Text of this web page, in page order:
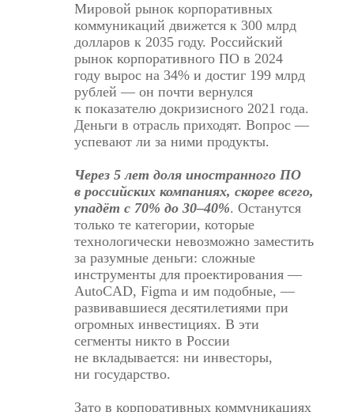
Мировой рынок корпоративных
коммуникаций движется к 300 млрд
долларов к 2035 году. Российский
рынок корпоративного ПО в 2024
году вырос на 34% и достиг 199 млрд
рублей — он почти вернулся
к показателю докризисного 2021 года.
Деньги в отрасль приходят. Вопрос —
успевают ли за ними продукты.
Через 5 лет доля иностранного ПО
в российских компаниях, скорее всего,
упадёт с 70% до 30–40%. Останутся
только те категории, которые
технологически невозможно заместить
за разумные деньги: сложные
инструменты для проектирования —
AutoCAD, Figma и им подобные, —
развивавшиеся десятилетиями при
огромных инвестициях. В эти
сегменты никто в России
не вкладывается: ни инвесторы,
ни государство.
Зато в корпоративных коммуникациях